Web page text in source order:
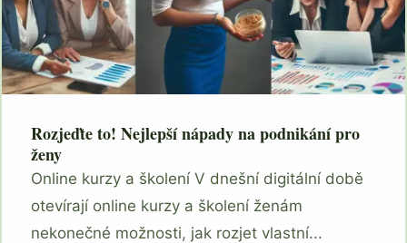
Rozjeďte to! Nejlepší nápady na podnikání pro
ženy
Online kurzy a školení V dnešní digitální době
otevírají online kurzy a školení ženám
nekonečné možnosti, jak rozjet vlastní...